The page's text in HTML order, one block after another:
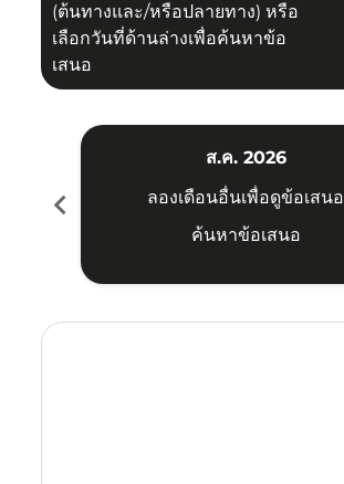
(ต้นทางและ/หรือปลายทาง) หรือ
เลือกวันที่ด้านล่างเพื่อค้นหาข้อ
เสนอ
chevron_left
ส.ค. 2026
ลองเดือนอื่นเพื่อดูข้อเสนอ
ค้นหาข้อเสนอ